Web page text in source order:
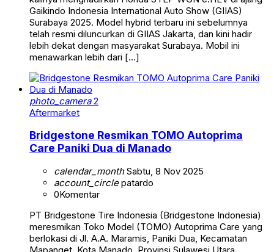
Gaikindo Indonesia International Auto Show (GIIAS)
Surabaya 2025. Model hybrid terbaru ini sebelumnya
telah resmi diluncurkan di GIIAS Jakarta, dan kini hadir
lebih dekat dengan masyarakat Surabaya. Mobil ini
menawarkan lebih dari […]
photo_camera2
Aftermarket
Bridgestone Resmikan TOMO Autoprima
Care Paniki Dua di Manado
calendar_monthSabtu, 8 Nov 2025
account_circlepatardo
0Komentar
PT Bridgestone Tire Indonesia (Bridgestone Indonesia)
meresmikan Toko Model (TOMO) Autoprima Care yang
berlokasi di Jl. A.A. Maramis, Paniki Dua, Kecamatan
Mapanget, Kota Manado, Provinsi Sulawesi Utara.